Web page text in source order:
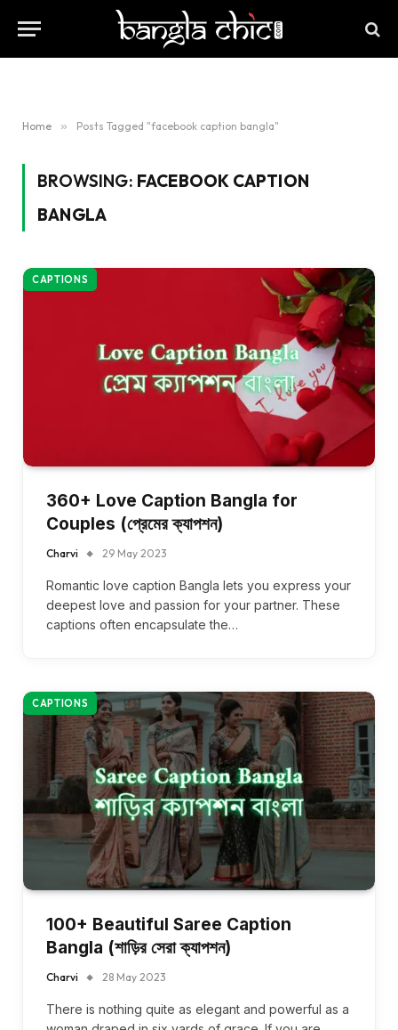
Home » Posts Tagged "facebook caption bangla"
BROWSING: FACEBOOK CAPTION
BANGLA
CAPTIONS
360+ Love Caption Bangla for
Couples (প্রেমের ক্যাপশন)
Charvi 29 May 2023
Romantic love caption Bangla lets you express your
deepest love and passion for your partner. These
captions often encapsulate the…
CAPTIONS
100+ Beautiful Saree Caption
Bangla (শাড়ির সেরা ক্যাপশন)
Charvi 28 May 2023
There is nothing quite as elegant and powerful as a